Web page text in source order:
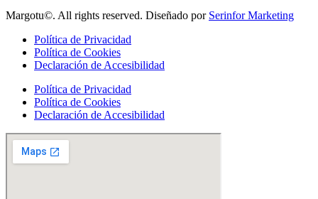
Margotu©. All rights reserved. Diseñado por Serinfor Marketing
Política de Privacidad
Política de Cookies
Declaración de Accesibilidad
Política de Privacidad
Política de Cookies
Declaración de Accesibilidad